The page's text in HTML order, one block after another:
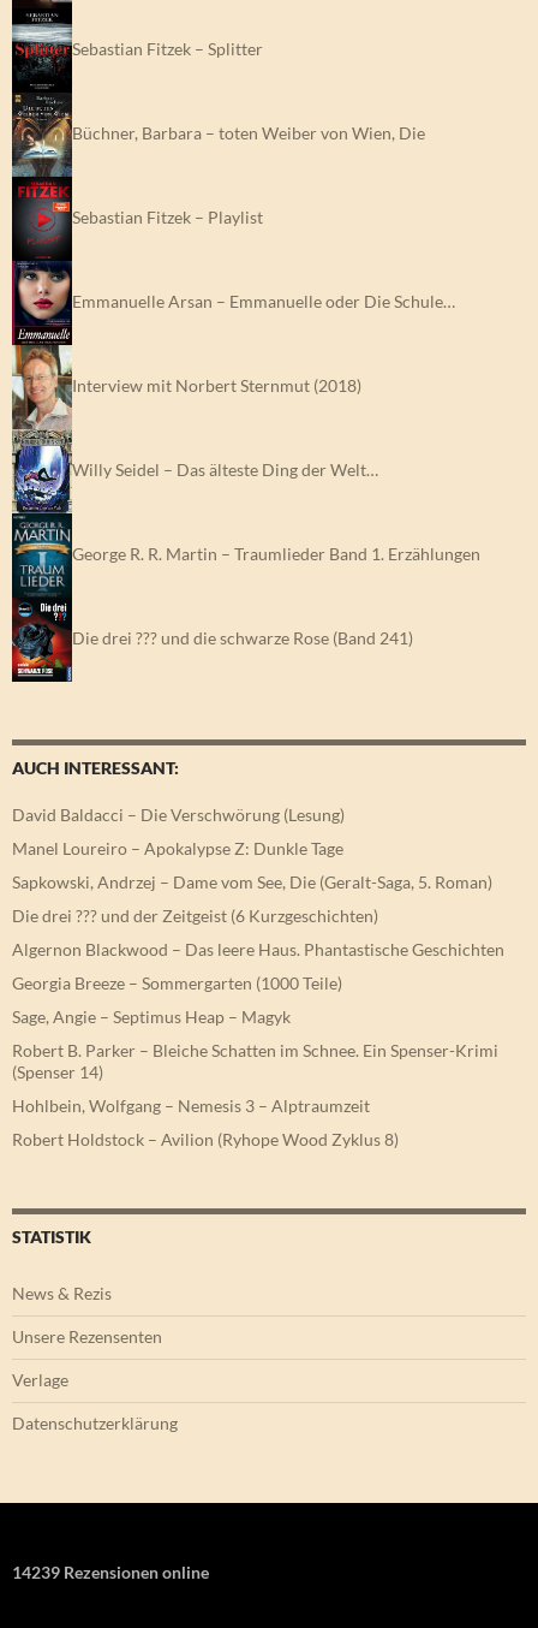
Sebastian Fitzek – Splitter
Büchner, Barbara – toten Weiber von Wien, Die
Sebastian Fitzek – Playlist
Emmanuelle Arsan – Emmanuelle oder Die Schule…
Interview mit Norbert Sternmut (2018)
Willy Seidel – Das älteste Ding der Welt…
George R. R. Martin – Traumlieder Band 1. Erzählungen
Die drei ??? und die schwarze Rose (Band 241)
AUCH INTERESSANT:
David Baldacci – Die Verschwörung (Lesung)
Manel Loureiro – Apokalypse Z: Dunkle Tage
Sapkowski, Andrzej – Dame vom See, Die (Geralt-Saga, 5. Roman)
Die drei ??? und der Zeitgeist (6 Kurzgeschichten)
Algernon Blackwood – Das leere Haus. Phantastische Geschichten
Georgia Breeze – Sommergarten (1000 Teile)
Sage, Angie – Septimus Heap – Magyk
Robert B. Parker – Bleiche Schatten im Schnee. Ein Spenser-Krimi
(Spenser 14)
Hohlbein, Wolfgang – Nemesis 3 – Alptraumzeit
Robert Holdstock – Avilion (Ryhope Wood Zyklus 8)
STATISTIK
News & Rezis
Unsere Rezensenten
Verlage
Datenschutzerklärung
14239 Rezensionen online